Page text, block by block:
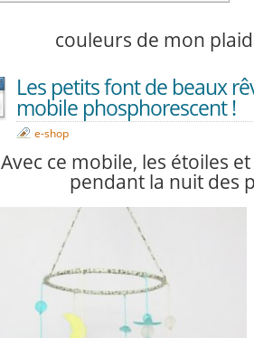
couleurs de mon
Les petits font de beaux
mobile phosphorescent !
e-shop
Avec ce mobile, les étoiles
pendant la nuit des